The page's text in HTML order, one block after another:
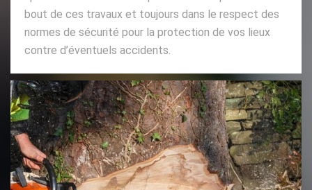
bout de ces travaux et toujours dans le respect des
normes de sécurité pour la protection de vos lieux
contre d’éventuels accidents.